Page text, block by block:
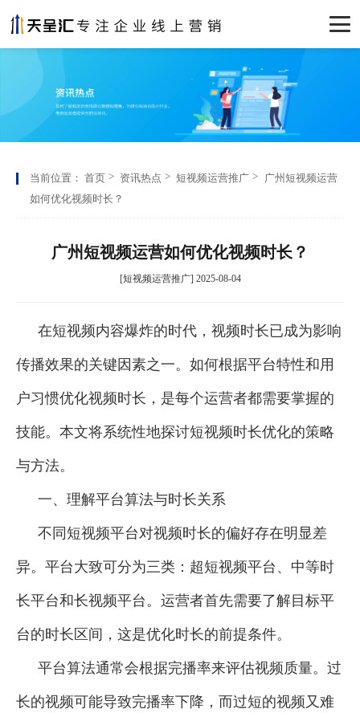
当前位置： 首页 资讯热点 短视频运营推广
广州短视频运营
如何优化视频时长？
广州短视频运营如何优化视频时长？
[短视频运营推广] 2025-08-04
在短视频内容爆炸的时代，视频时长已成为影响
传播效果的关键因素之一。如何根据平台特性和用
户习惯优化视频时长，是每个运营者都需要掌握的
技能。本文将系统性地探讨短视频时长优化的策略
与方法。
一、理解平台算法与时长关系
不同短视频平台对视频时长的偏好存在明显差
异。平台大致可分为三类：超短视频平台、中等时
长平台和长视频平台。运营者首先需要了解目标平
台的时长区间，这是优化时长的前提条件。
平台算法通常会根据完播率来评估视频质量。过
长的视频可能导致完播率下降，而过短的视频又难